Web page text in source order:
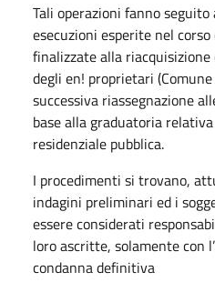
Tali operazioni fanno
esecuzioni esperite nel
finalizzate alla
degli en! proprietari
successiva riassegnazione
base alla graduatoria
residenziale pubblica.
I procedimenti si trovano,
indagini preliminari ed i
essere considerati
loro ascritte, solamente con
condanna definitiva